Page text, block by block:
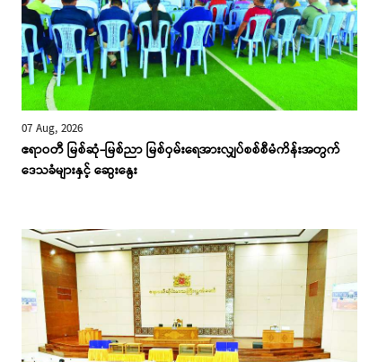
07 Aug, 2026
ဧရာဝတီ မြစ်ဆုံ-မြစ်ညာ မြစ်ဝှမ်းရေအားလျှပ်စစ်စီမံကိန်းအတွက်
ဒေသခံများနှင့် ဆွေးနွေး